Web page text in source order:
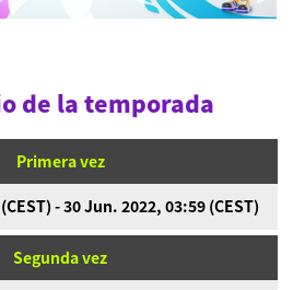
de la temporada
Primera vez
- 30 Jun. 2022, 03:59 (CEST)
Segunda vez